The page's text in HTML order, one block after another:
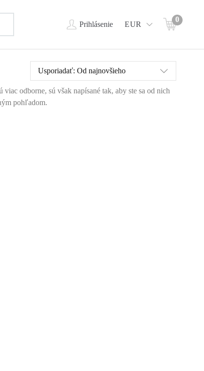
Prihlásenie EUR
0
odborne, sú však napísané tak, aby ste sa od nich
pohľadom.
Usporiadať: Od najnovšieho